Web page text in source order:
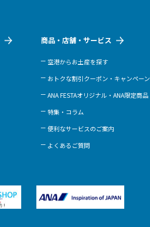
商品・店舗・サービス
空港からお土産を探す
おトクな割引クーポン・キャンペーン
ANA FESTAオリジナル・ANA限定商品
特集・コラム
便利なサービスのご案内
よくあるご質問